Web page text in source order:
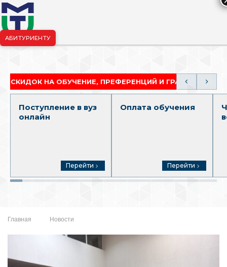
АБИТУРИЕНТУ
НА ОБУЧЕНИЕ, ПРЕФЕРЕНЦИЙ И ГРАНТОВ
Поступление в вуз
онлайн
Перейти
Оплата обучения
Перейти
Главная Новости